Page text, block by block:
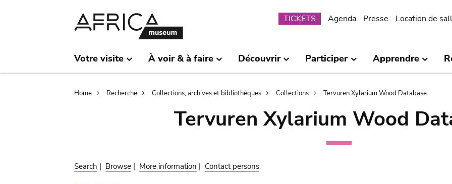
Submenu
TICKETS Agenda Presse Location de
Votre visite À voir & à faire Découvrir Participer Apprendre
Breadcrumb
Home Recherche Collections, archives et bibliothèques Collections Tervuren Xylarium Wood Database
Tervuren Xylarium Wood
Search | Browse | More information | Contact persons